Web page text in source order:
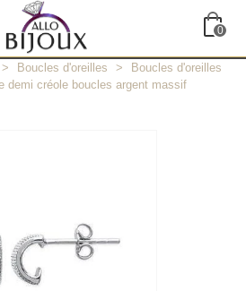
0
> Boucles d'oreilles >
Boucles d'oreilles
demi créole boucles argent massif